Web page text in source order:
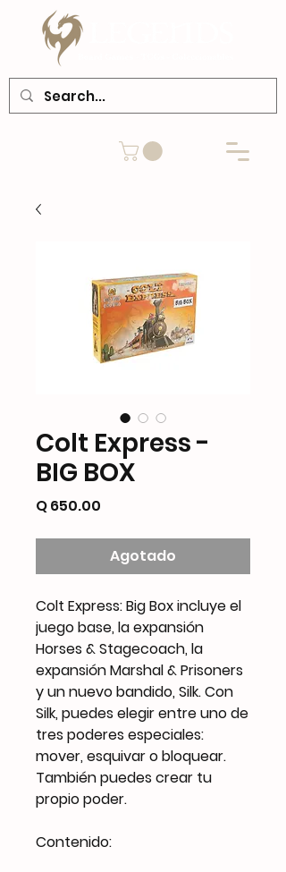
Colt Express -
BIG BOX
Q 650.00
Agotado
Colt Express: Big Box incluye el
juego base, la expansión
Horses & Stagecoach, la
expansión Marshal & Prisoners
y un nuevo bandido, Silk. Con
Silk, puedes elegir entre uno de
tres poderes especiales:
mover, esquivar o bloquear.
También puedes crear tu
propio poder.
Contenido: